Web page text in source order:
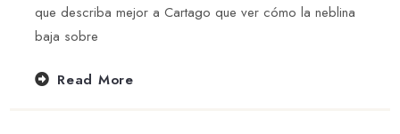
que describa mejor a Cartago que ver cómo la neblina
baja sobre
Read More